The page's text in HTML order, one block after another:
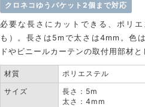
クロネコゆうパケット2個まで対応
必要な長さにカットできる、ポリ
も）。長さは5mで太さは4mm。色
ドやビニールカーテンの取付用部材と
材質
ポリエステル
サイズ
長さ：5m
太さ：4mm